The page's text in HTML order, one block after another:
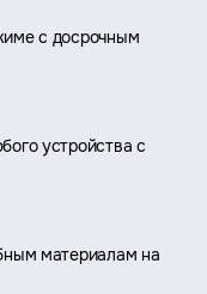
с досрочным
устройства с
материалам на